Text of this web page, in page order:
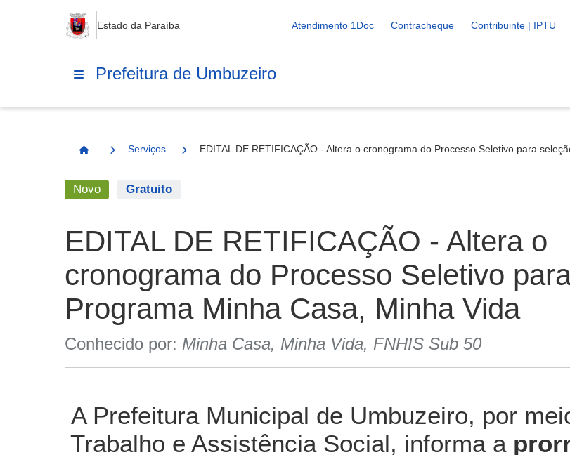
Estado da Paraíba Atendimento 1Doc Contracheque Contribuinte | IPTU
Prefeitura de Umbuzeiro
Página Inicial
Serviços EDITAL DE RETIFICAÇÃO - Altera o cronograma do Processo Seletivo para
Novo Gratuito
EDITAL DE RETIFICAÇÃO - Altera o
cronograma do Processo Seletivo
Programa Minha Casa, Minha Vida
Conhecido por: Minha Casa, Minha Vida, FNHIS Sub 50
A Prefeitura Municipal de Umbuzeiro, por
Trabalho e Assistência Social, informa a